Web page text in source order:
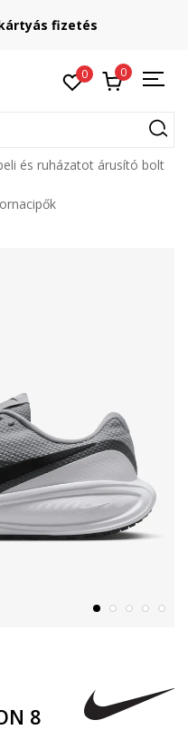
fizetés
0 0
és ruházatot árusító bolt
8